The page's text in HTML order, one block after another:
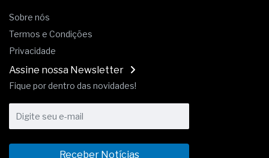
Sobre nós
Termos e Condições
Privacidade
Assine nossa Newsletter
Fique por dentro das novidades!
Receber Notícias